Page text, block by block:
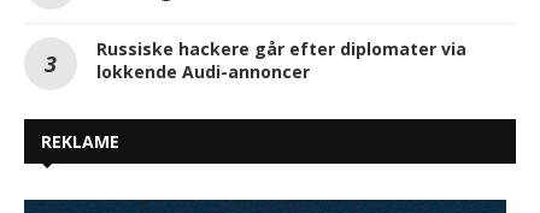
Russiske hackere går efter diplomater via
lokkende Audi-annoncer
REKLAME